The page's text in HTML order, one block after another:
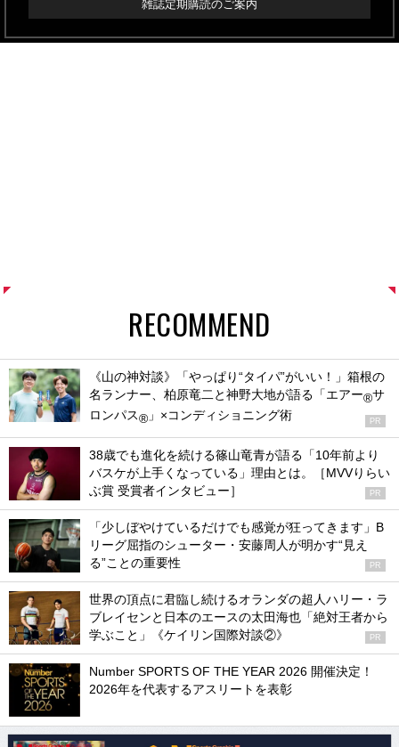
雑誌定期購読のご案内
RECOMMEND
《山の神対談》「やっぱり“タイパ”がいい！」箱根の
名ランナー、柏原竜二と神野大地が語る「エアー®サ
ロンパス® 」×コンディショニング術 PR
38歳でも進化を続ける篠山竜青が語る「10年前より
バスケが上手くなっている」理由とは。［MVVりらい
ぶ賞 受賞者インタビュー］
PR
「少しぼやけているだけでも感覚が狂ってきます」B
リーグ屈指のシューター・安藤周人が明かす“見え
る”ことの重要性
PR
世界の頂点に君臨し続けるオランダの超人ハリー・ラ
ブレイセンと日本のエースの太田海也「絶対王者から
学ぶこと」《ケイリン国際対談②》
PR
Number SPORTS OF THE YEAR 2026 開催決定！
2026年を代表するアスリートを表彰